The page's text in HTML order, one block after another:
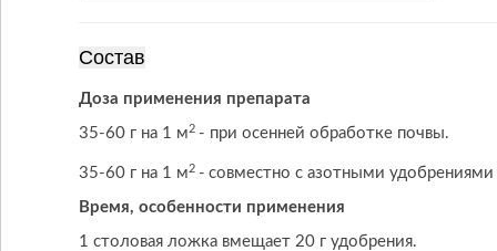
Состав
P2O5(%):5
K 2O (%): 18
CaO (%):
MgO (%):
2.5
S (%):
Доза применения препарата
35-60 г на 1 м 2 - при осенней обработке почвы.
35-60 г на 1 м 2 - совместно с азотными
Время, особенности применения
1 столовая ложка вмещает 20 г удобрения.